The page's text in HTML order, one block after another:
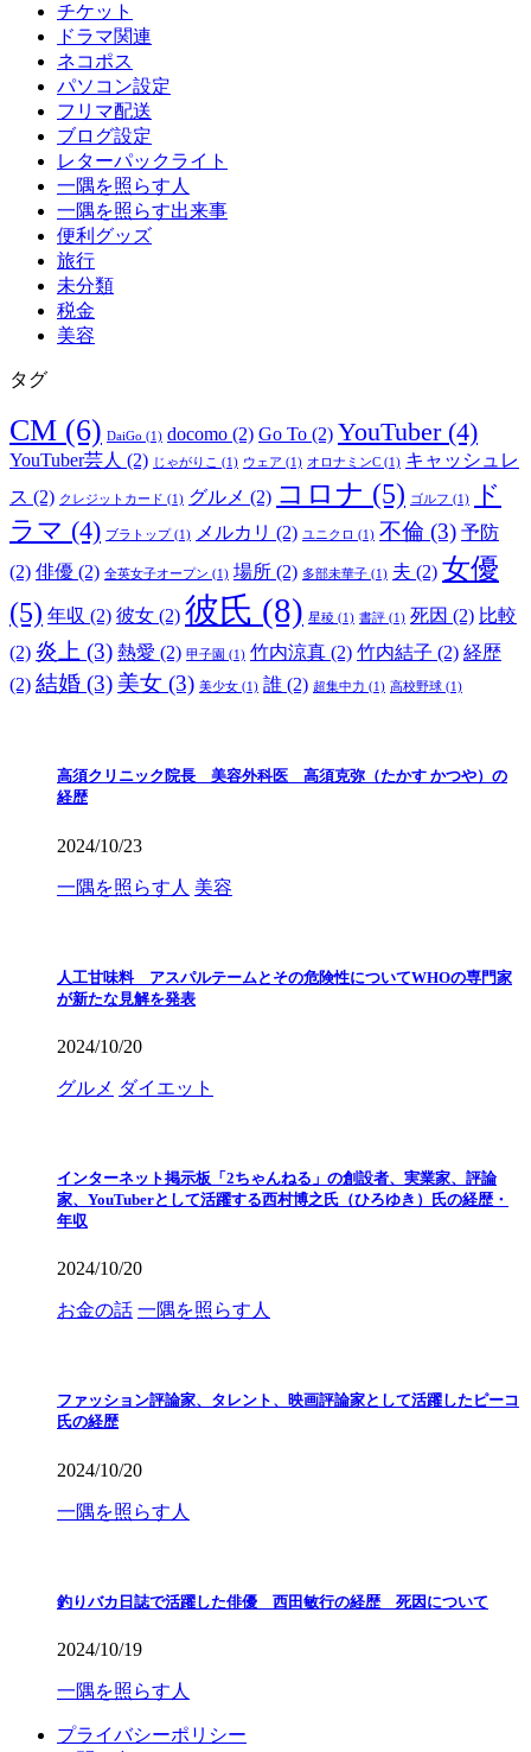
チケット
ドラマ関連
ネコポス
パソコン設定
フリマ配送
ブログ設定
レターパックライト
一隅を照らす人
一隅を照らす出来事
便利グッズ
旅行
未分類
税金
美容
タグ
CM (6) DaiGo (1) docomo (2) Go To (2) YouTuber(4)
YouTuber芸人 (2) じゃがりこ (1) ウェア (1) オロナミンC (1) キャッシュレ
ス (2) クレジットカード (1) グルメ (2) コロナ (5) ゴルフ (1)
ド
ラマ (4) ブラトップ(1) メルカリ (2) ユニクロ (1) 不倫 (3) 予防
(2) 俳優 (2) 全英女子オープン (1) 場所 (2) 多部未華子 (1) 夫 (2) 女優
(5) 年収 (2) 彼女 (2) 彼氏 (8) 星稜 (1) 書評 (1) 死因 (2) 比較
(2) 炎上 (3) 熱愛 (2) 甲子園 (1) 竹内涼真 (2) 竹内結子 (2) 経歴
(2) 結婚 (3) 美女 (3) 美少女 (1) 誰 (2) 超集中力 (1) 高校野球 (1)
高須クリニック院長 美容外科医 高須克弥（たかす かつや）の
経歴
2024/10/23
一隅を照らす人 美容
人工甘味料 アスパルテームとその危険性についてWHOの専門家
が新たな見解を発表
2024/10/20
グルメ ダイエット
インターネット掲示板「2ちゃんねる」の創設者、実業家、評論
家、YouTuberとして活躍する西村博之氏（ひろゆき）氏の経歴・
年収
2024/10/20
お金の話 一隅を照らす人
ファッション評論家、タレント、映画評論家として活躍したピーコ
氏の経歴
2024/10/20
一隅を照らす人
釣りバカ日誌で活躍した俳優 西田敏行の経歴 死因について
2024/10/19
一隅を照らす人
プライバシーポリシー